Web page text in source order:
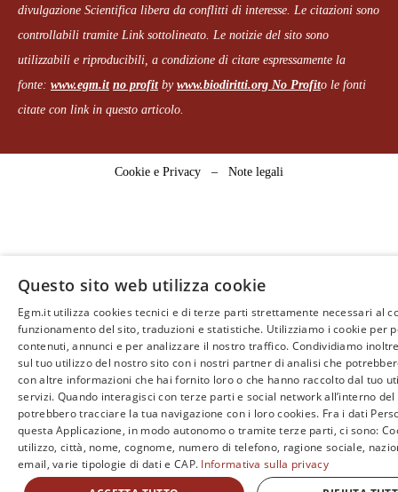
divulgazione Scientifica libera da conflitti di interesse. Le citazioni sono
controllabili tramite Link sottolineato. Le notizie del sito sono
utilizzabili e riproducibili, a condizione di citare espressamente la
fonte: www.egm.it no profitby www.biodiritti.org No Profito le fonti
citate con link in questo articolo.
Cookie e Privacy – Note legali
Questo sito web utilizza cookie
Egm.it utilizza cookies tecnici e di terze parti strettamente necessari al
funzionamento del sito, traduzioni e statistiche. Utilizziamo i cookie per
contenuti, annunci e per analizzare il nostro traffico. Condividiamo
sul tuo utilizzo del nostro sito con i nostri partner di analisi che
con altre informazioni che hai fornito loro o che hanno raccolto dal tuo
servizi. Quando interagisci con terze parti e social network all’interno
potrebbero tracciare la tua navigazione con i loro cookies. Fra i dati
questa Applicazione, in modo autonomo o tramite terze parti, ci sono:
utilizzo, città, nome, cognome, numero di telefono, ragione sociale,
email, varie tipologie di dati e CAP. Informativa sulla privacy